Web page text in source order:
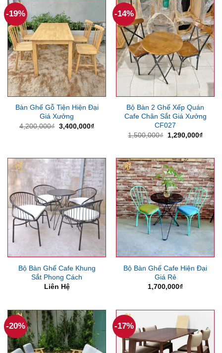
-19%
Bàn Ghế Gỗ Tiện Hiện Đại
Giá Xưởng
4,200,000₫ Giá
3,400,000₫Giá
-14%
Bộ Bàn 2 Ghế Xếp Quán
Cafe Chân Sắt Giá Xưởng
CF027
1,500,000₫
Giá
1,290,000₫Giá
Bộ Bàn Ghế Cafe Khung
Sắt Phong Cách
Liên Hệ
Bộ Bàn Ghế Cafe Hiện Đại
Giá Rẻ
1,700,000₫
-20% -17%